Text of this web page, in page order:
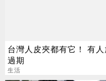
台灣人皮夾都有它！ 有
過期
生活